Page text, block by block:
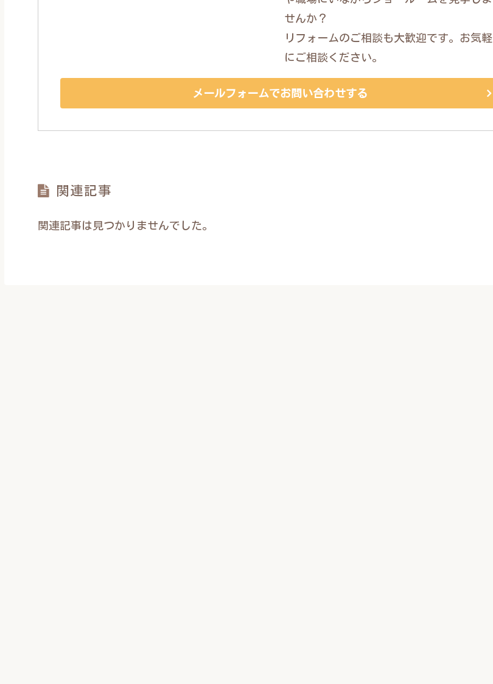
せんか？
リフォームのご相談も大歓迎です。お気軽
にご相談ください。
メールフォームでお問い合わせする
関連記事
関連記事は見つかりませんでした。